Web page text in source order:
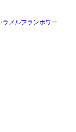
メルフランボワー